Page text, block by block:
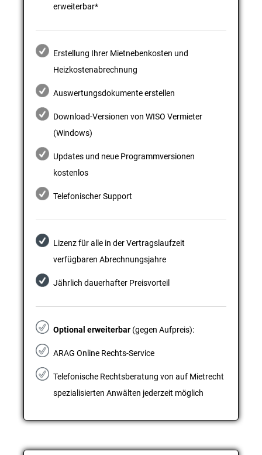
erweiterbar*
Erstellung Ihrer Mietnebenkosten und
Heizkostenabrechnung
Auswertungsdokumente erstellen
Download-Versionen von WISO Vermieter
(Windows)
Updates und neue Programmversionen
kostenlos
Telefonischer Support
Lizenz für alle in der Vertragslaufzeit
verfügbaren Abrechnungsjahre
Jährlich dauerhafter Preisvorteil
Optional erweiterbar (gegen Aufpreis):
ARAG Online Rechts-Service
Telefonische Rechtsberatung von auf Mietrecht
spezialisierten Anwälten jederzeit möglich